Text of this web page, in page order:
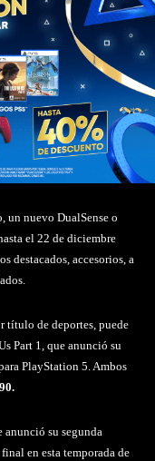
un nuevo DualSense o
el 22 de diciembre
destacados, accesorios, a
título de deportes, puede
Part 1, que anunció su
PlayStation 5. Ambos
su segunda
en esta temporada de